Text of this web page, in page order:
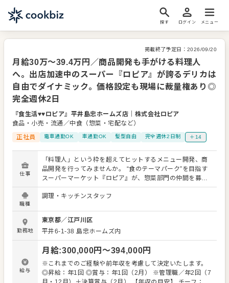
探す ログイン メニュー
掲載終了予定日： 2026/09/20
月給30万〜39.4万円／商品開発も手がける料理人
へ。出店加速中のスーパー『ロピア』が誇るデリカは
自由でダイナミック。価格設定も現場に裁量権あり◎
完全週休2日
『食生活♥♥ロピア』平井島忠ホームズ店
株式会社ロピア
食品・小売・流通／中食（惣菜・宅配など）
正社員
電車通勤OK 車通勤OK 髪型自由 完全週休2日制 ＋14
仕事
「料理人」という枠を超えてヒットするメニュー開発、商
品開発を行ってみませんか。 “食のテーマパーク”を目指す
スーパーマーケット『ロピア』が、惣菜部門の仲間を募集
します。 惣菜事業部では、自社で扱う多様な食材を、自在
に組み合わせてお惣菜を作ります。だから全重量700g超え
「キンパ」など、ユニークなヒット商品がいっぱい。 現場
に裁量権があり、生み出すお惣菜の種類はアイデア次第で
無限大。お客様の「わぁ！」と喜ぶ商品づくりがやりがい
です。 経験のある方は自由度高くご活躍できます。 スタッ
フの中には、和食料理人から入社8か月でチーフに就任。注
文を受けてから調理し、できたての惣菜を提供する
MTO（Made To Order）業態を運営し、今では業態展開の
中核メンバーとして活躍している人もいます。 「自分の色
職種
調理・キッチンスタッフ
勤務地
東京都／江戸川区
平井6-1-38 島忠ホームズ内
給与
月給:300,000円〜394,000円
※これまでのご経験や前年収を考慮して決定いたします。
◎昇給：年1回 ◎賞与：年1回（2月） ※管理職／年2回（7